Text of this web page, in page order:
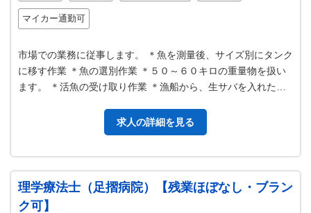
マイカー通勤可
市場での業務に従事します。 ＊魚を測量後、サイズ別にタンク
に移す作業 ＊魚の選別作業 ＊５０～６０キロの重量物を扱い
ます。 ＊活魚の受け取り作業 ＊漁船から、生サバを入れた、
求人の詳細を見る
理学療法士（足摺病院）【残業ほぼなし・ブラン
ク可】